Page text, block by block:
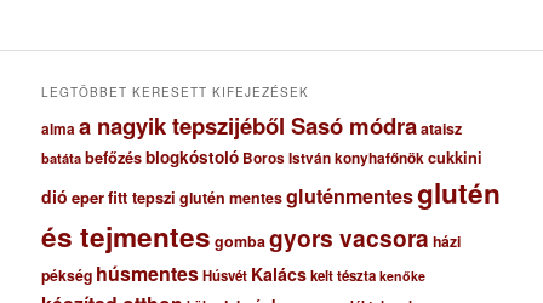
u
LEGTÖBBET KERESETT KIFEJEZÉSEK
almaa nagyik tepszijéből Sasó módraataisz
batáta befőzésblogkóstoló Boros István konyhafőnökcukkini
dió eperfitt tepszi glutén mentesgluténmentesglutén
és tejmentes gombagyors vacsora házi
pékség húsmentesHúsvét Kalácskelt tészta kenőke